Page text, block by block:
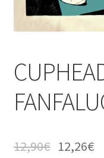
12,90€ 12,26€